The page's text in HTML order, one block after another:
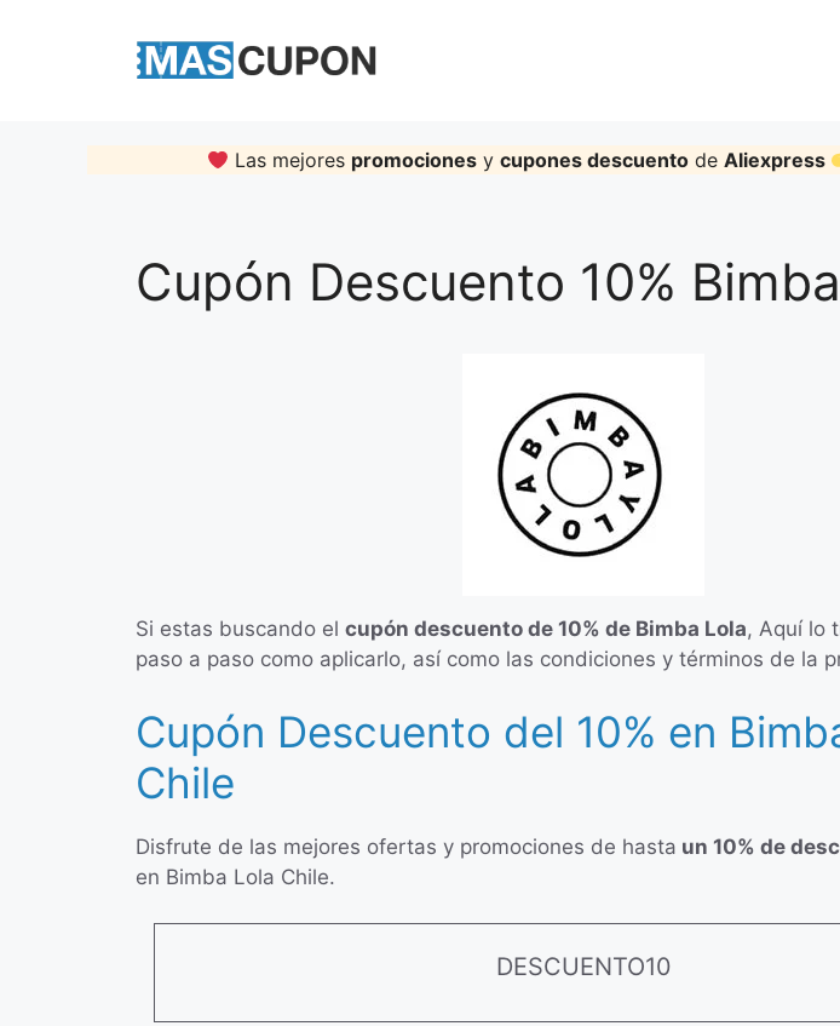
Las mejores promociones y cupones descuento de Aliexpress
Cupón Descuento 10%
Si estas buscando el cupón descuento de 10% de Bimba Lola, Aquí lo
paso a paso como aplicarlo, así como las condiciones y términos de la
Cupón Descuento del 10% en
Chile
Disfrute de las mejores ofertas y promociones de hasta un 10% de
en Bimba Lola Chile.
DESCUENTO10